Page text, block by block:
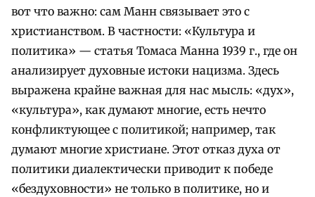
вот что важно: сам Манн связывает это с
христианством. В частности: «Культура и
политика» — статья Томаса Манна 1939 г., где он
анализирует духовные истоки нацизма. Здесь
выражена крайне важная для нас мысль: «дух»,
«культура», как думают многие, есть нечто
конфликтующее с политикой; например, так
думают многие христиане. Этот отказ духа от
политики диалектически приводит к победе
«бездуховности» не только в политике, но и